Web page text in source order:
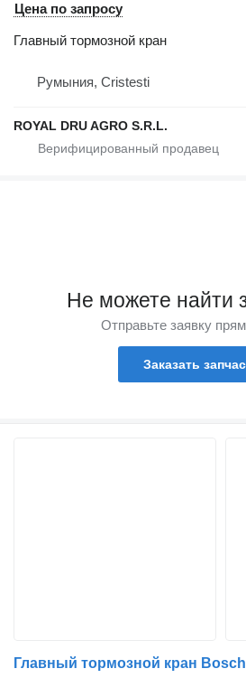
Цена по запросу
Главный тормозной кран
Румыния, Cristesti
ROYAL DRU AGRO S.R.L.
Не можете найти
Отправьте заявку
Заказать